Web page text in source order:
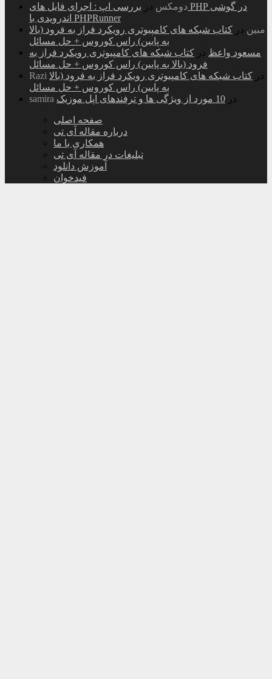
دومکس در بررسی اپ : اجرای فایل های PHP در گوشی
اندرویدی با PHPRunner
مبین در کتاب شبکه های کامپیوتری رویکرد فراز به فرود (بالا
به پایین) راس کوروس + حل مسائل
مسعود واعظ در کتاب شبکه های کامپیوتری رویکرد فراز به
فرود (بالا به پایین) راس کوروس + حل مسائل
Razi
در کتاب شبکه های کامپیوتری رویکرد فراز به فرود (بالا
به پایین) راس کوروس + حل مسائل
samira
در 10 مورد از ویژگی ها و ترفندهای اپل موزیک
صفحه اصلی
درباره مقاله آی تی
همکاری با ما
تبلیغات در مقاله آی تی
آموزش دانلود
فیدخوان